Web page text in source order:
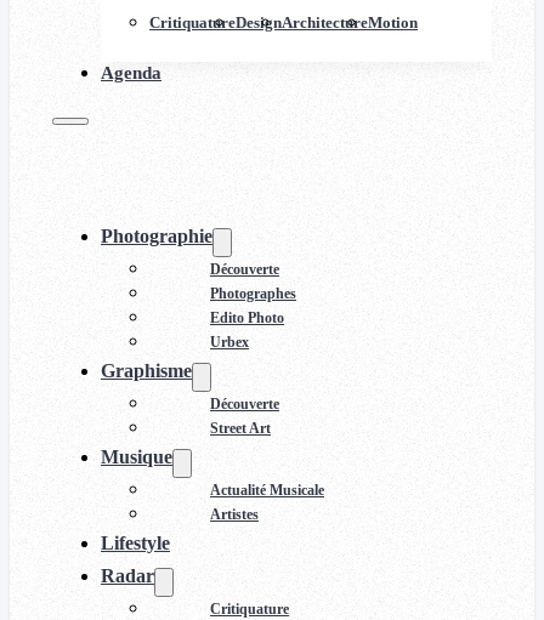
CritiquatureDesignArchitectureMotion
Agenda
Photographie
Découverte
Photographes
Edito Photo
Urbex
Graphisme
Découverte
Street Art
Musique
Actualité Musicale
Artistes
Lifestyle
Radar
Critiquature